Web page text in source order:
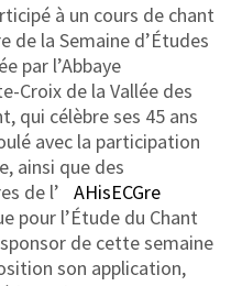
à un cours de chant
de la Semaine d’Études
par l’Abbaye
Croix de la Vallée des
qui célèbre ses 45 ans
avec la participation
ainsi que des
de l’
AHisECGre
pour l’Étude du Chant
de cette semaine
son application,